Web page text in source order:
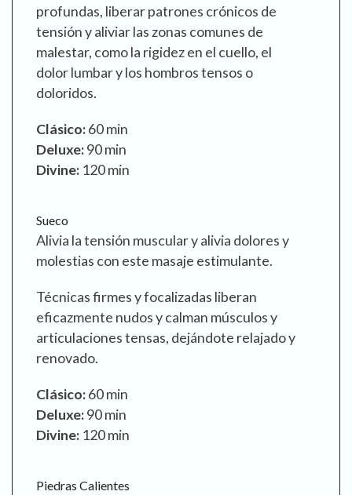
profundas, liberar patrones crónicos de
tensión y aliviar las zonas comunes de
malestar, como la rigidez en el cuello, el
dolor lumbar y los hombros tensos o
doloridos.
Clásico:60 min
Deluxe:90 min
Divine: 120 min
Sueco
Alivia la tensión muscular y alivia dolores y
molestias con este masaje estimulante.
Técnicas firmes y focalizadas liberan
eficazmente nudos y calman músculos y
articulaciones tensas, dejándote relajado y
renovado.
Clásico:60 min
Deluxe:90 min
Divine: 120 min
Piedras Calientes